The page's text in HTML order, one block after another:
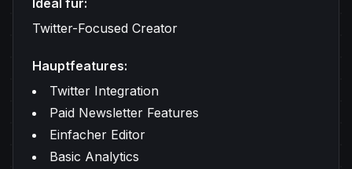
Ideal für:
Twitter-Focused Creator
Hauptfeatures:
Twitter Integration
Paid Newsletter Features
Einfacher Editor
Basic Analytics